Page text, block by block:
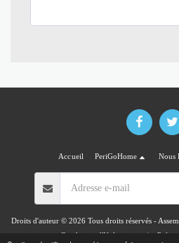
Accueil PeriGoHome Nous
Droits d'auteur © 2026 Tous droits réservés -
Conditions d'Utilisations
|